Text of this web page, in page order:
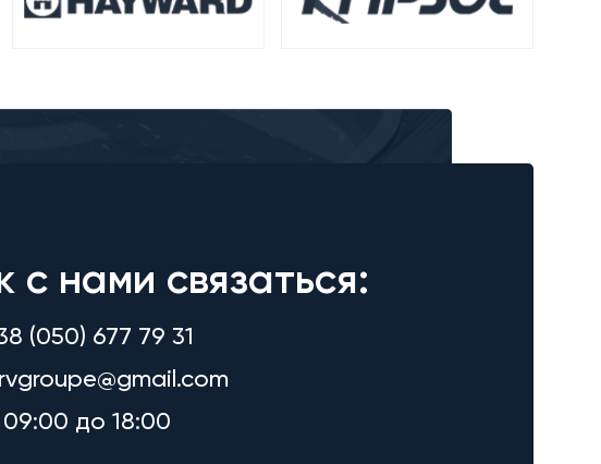
с нами связаться:
(050) 677 79 31
09:00 до 18:00